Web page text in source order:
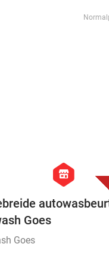
hexagon
store
Goes
Goes